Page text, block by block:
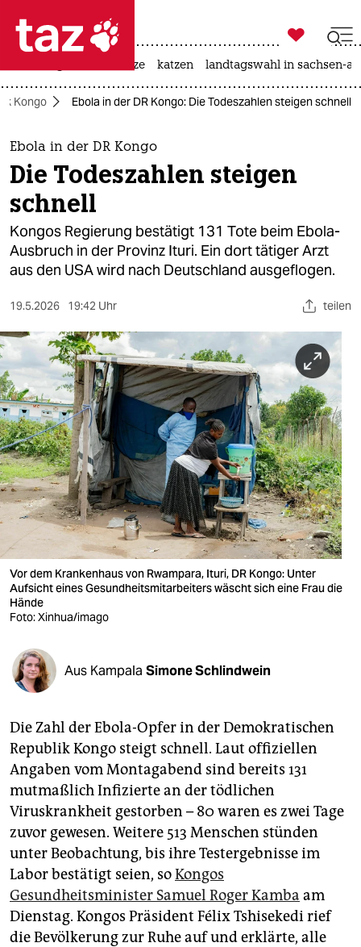
 taz zahl ich
taz zahl ich
themen
politik
öko
gesellschaft
sport
berlin
nord
wahrheit
verlag
verlag
veranstaltungen
shop
fragen & hilfe
unterstützen
abo
genossenschaft
epaper login

taz zahl ich
hitze katzen landtagswahl in sachsen-
Kongo Ebola in der DR Kongo: Die Todeszahlen steigen schnell
Ebola in der DR Kongo
Die Todeszahlen steigen
schnell
Kongos Regierung bestätigt 131 Tote beim Ebola-
Ausbruch in der Provinz Ituri. Ein dort tätiger Arzt
aus den USA wird nach Deutschland ausgeflogen.
19.5.2026 19:42 Uhr teilen
Vor dem Krankenhaus von Rwampara, Ituri, DR Kongo: Unter
Aufsicht eines Gesundheitsmitarbeiters wäscht sich eine Frau die
Hände
Foto: Xinhua/imago
Aus Kampala Simone Schlindwein
Die Zahl der Ebola-Opfer in der Demokratischen
Republik Kongo steigt schnell. Laut offiziellen
Angaben vom Montagabend sind bereits 131
mutmaßlich Infizierte an der tödlichen
Viruskrankheit gestorben – 80 waren es zwei Tage
zuvor gewesen. Weitere 513 Menschen stünden
unter Beobachtung, bis ihre Testergebnisse im
Labor bestätigt seien, soKongos
Gesundheitsminister Samuel Roger Kamba am
Dienstag. Kongos Präsident Félix Tshisekedi rief
die Bevölkerung zur Ruhe auf und erklärte, alle